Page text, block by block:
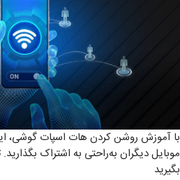
با آموزش روشن کردن هات اسپات گوشی،
موبایل دیگران به‌راحتی به اشتراک
بگیرید